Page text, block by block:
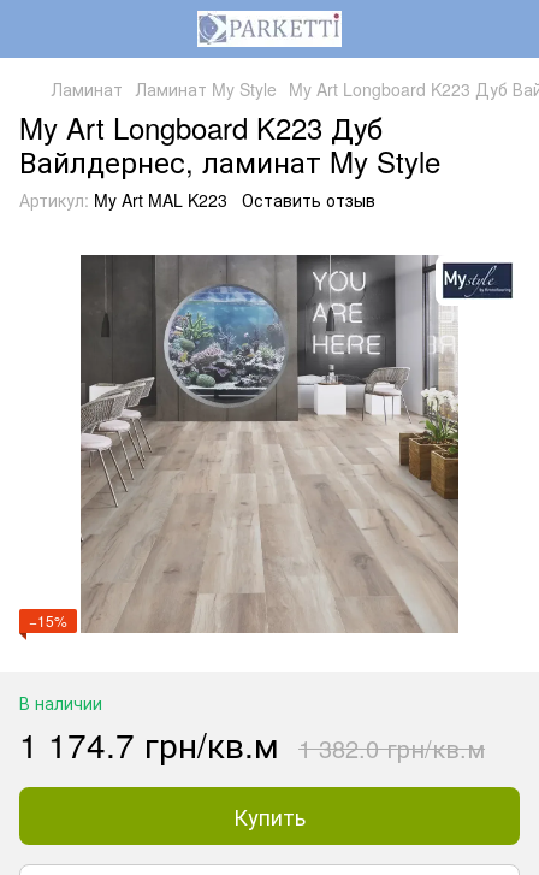
Ламинат Ламинат My Style My Art Longboard K223 Дуб
My Art Longboard K223 Дуб
Вайлдернес, ламинат My Style
Артикул: My Art MAL K223 Оставить отзыв
−15%
В наличии
1 174.7 грн/кв.м 1 382.0 грн/кв.м
Купить